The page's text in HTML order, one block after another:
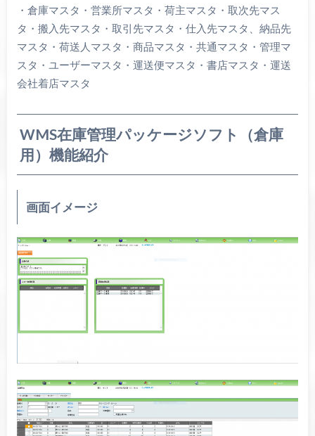
・倉庫マスタ・営業所マスタ・荷主マスタ・取次先マス
タ・搬入先マスタ・取引先マスタ・仕入先マスタ、納品先
マスタ・荷送人マスタ・商品マスタ・共通マスタ・管理マ
スタ・ユーザーマスタ・運送便マスタ・書店マスタ・運送
会社着店マスタ
WMS在庫管理パッケージソフト（倉庫
用）機能紹介
画面イメージ